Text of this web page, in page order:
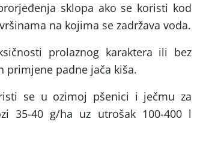
sklopa ako se koristi kod
na kojima se zadržava voda.
prolaznog karaktera ili bez
primjene padne jača kiša.
se u ozimoj pšenici i ječmu za
35-40 g/ha uz utrošak 100-400 l